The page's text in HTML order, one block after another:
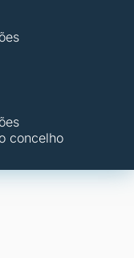
concelho